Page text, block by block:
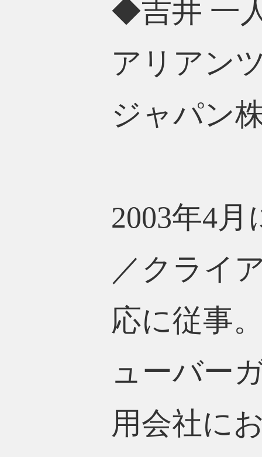
◆吉井 一
アリアン
ジャパン
2003年4
／クライ
応に従事
ューバー
用会社に